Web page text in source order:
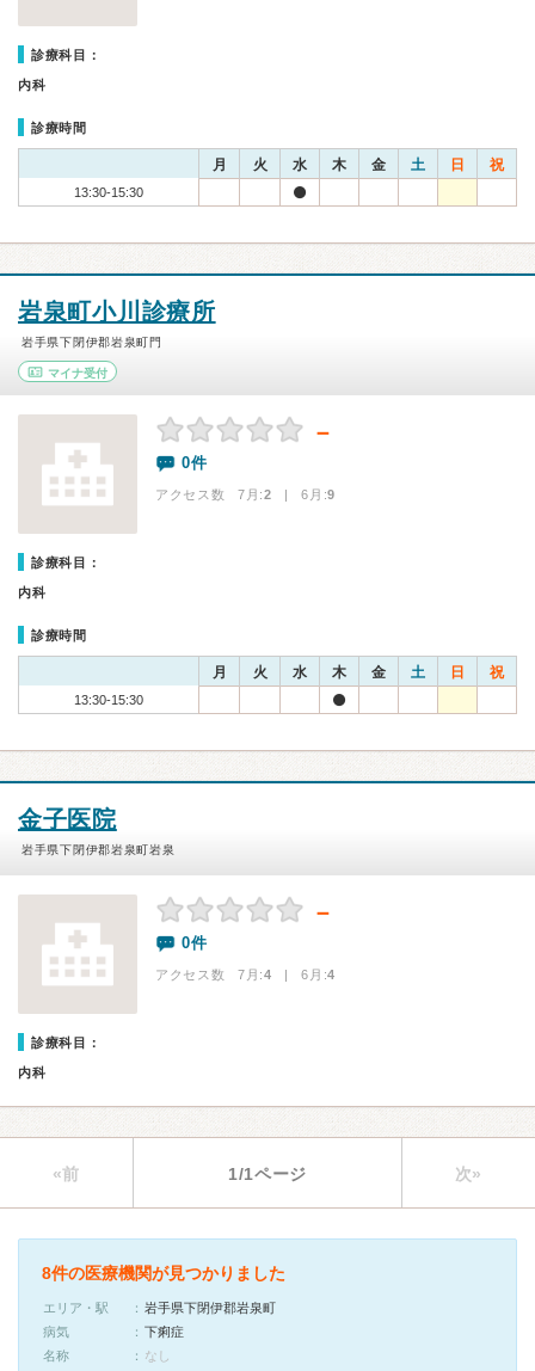
診療科目：
内科
診療時間
月 火 水 木 金 土 日 祝
13:30-15:30
岩泉町小川診療所
岩手県下閉伊郡岩泉町門
マイナ受付
－
0件
アクセス数 7月:2 | 6月:9
診療科目：
内科
診療時間
月 火 水 木 金 土 日 祝
13:30-15:30
金子医院
岩手県下閉伊郡岩泉町岩泉
－
0件
アクセス数 7月:4 | 6月:4
診療科目：
内科
«前 1/1ページ 次»
8件の医療機関が見つかりました
エリア・駅
岩手県下閉伊郡岩泉町
病気
下痢症
名称
なし